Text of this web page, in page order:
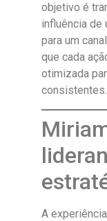
objetivo é
influência de
para um
que cada
otimizada
consistentes.
A